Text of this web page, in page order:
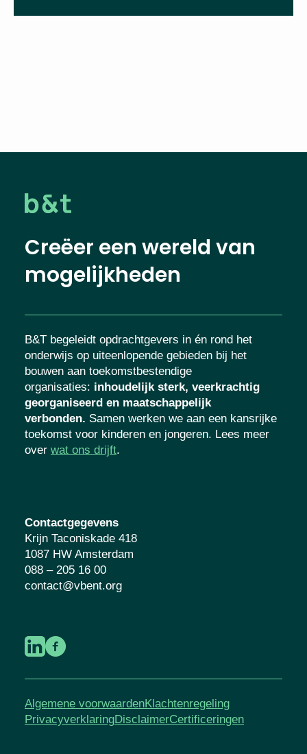
Creëer een wereld van
mogelijkheden
B&T begeleidt opdrachtgevers in én rond het
onderwijs op uiteenlopende gebieden bij het
bouwen aan toekomstbestendige
organisaties: inhoudelijk sterk, veerkrachtig
georganiseerd en maatschappelijk
verbonden. Samen werken we aan een kansrijke
toekomst voor kinderen en jongeren. Lees meer
over wat ons drijft.
Contactgegevens
Krijn Taconiskade 418
1087 HW Amsterdam
088 – 205 16 00
contact@vbent.org
Algemene voorwaardenKlachtenregeling
PrivacyverklaringDisclaimerCertificeringen